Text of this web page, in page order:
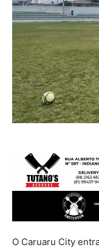
O Caruaru City